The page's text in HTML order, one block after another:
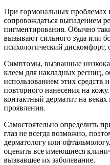
При гормональных проблемах
сопровождаться выпадением
пигментирования. Обычно
вызывают сильного зуда или
психологический
Симптомы, вызванные
клеем для накладных ресниц,
использованием этих средств
повторного нанесения на
контактный дерматит на веках
проявления.
Самостоятельно определить
глаз не всегда возможно,
дерматологу или
оценить все имеющиеся
вызвавшее их заболевание.